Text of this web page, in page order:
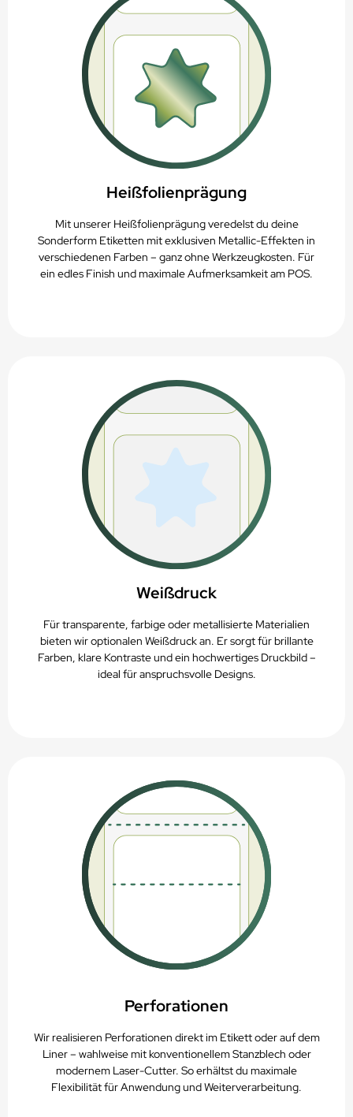
Heißfolienprägung
Mit unserer Heißfolienprägung veredelst du deine
Sonderform Etiketten mit exklusiven Metallic-Effekten in
verschiedenen Farben – ganz ohne Werkzeugkosten. Für
ein edles Finish und maximale Aufmerksamkeit am POS.
Weißdruck
Für transparente, farbige oder metallisierte Materialien
bieten wir optionalen Weißdruck an. Er sorgt für brillante
Farben, klare Kontraste und ein hochwertiges Druckbild –
ideal für anspruchsvolle Designs.
Perforationen
Wir realisieren Perforationen direkt im Etikett oder auf dem
Liner – wahlweise mit konventionellem Stanzblech oder
modernem Laser-Cutter. So erhältst du maximale
Flexibilität für Anwendung und Weiterverarbeitung.